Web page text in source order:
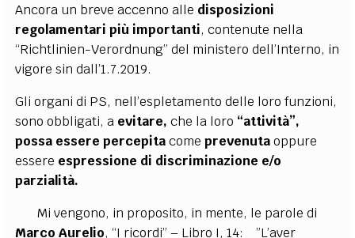
Ancora un breve accenno alle disposizioni
regolamentari più importanti, contenute nella
“Richtlinien-Verordnung” del ministero dell’Interno, in
vigore sin dall’1.7.2019.
Gli organi di PS, nell’espletamento delle loro funzioni,
sono obbligati, a evitare, che la loro “attività”,
possa essere percepitacomeprevenutaoppure
essere espressione di discriminazione e/o
parzialità.
Mi vengono, in proposito, in mente, le parole di
Marco Aurelio, “I ricordi” – Libro I, 14: ”L’aver